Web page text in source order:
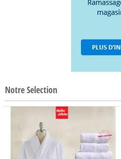
Notre Selection